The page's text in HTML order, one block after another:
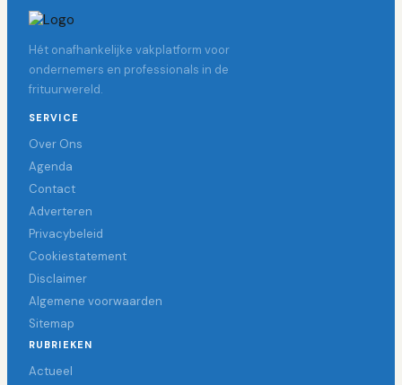
Hét onafhankelijke vakplatform voor
ondernemers en professionals in de
frituurwereld.
SERVICE
Over Ons
Agenda
Contact
Adverteren
Privacybeleid
Cookiestatement
Disclaimer
Algemene voorwaarden
Sitemap
RUBRIEKEN
Actueel